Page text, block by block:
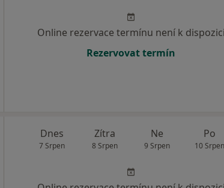
Online rezervace termínu není k dispozici
Rezervovat termín
Dnes
7 Srpen
Zítra
8 Srpen
Ne
9 Srpen
Po
10 Srpen